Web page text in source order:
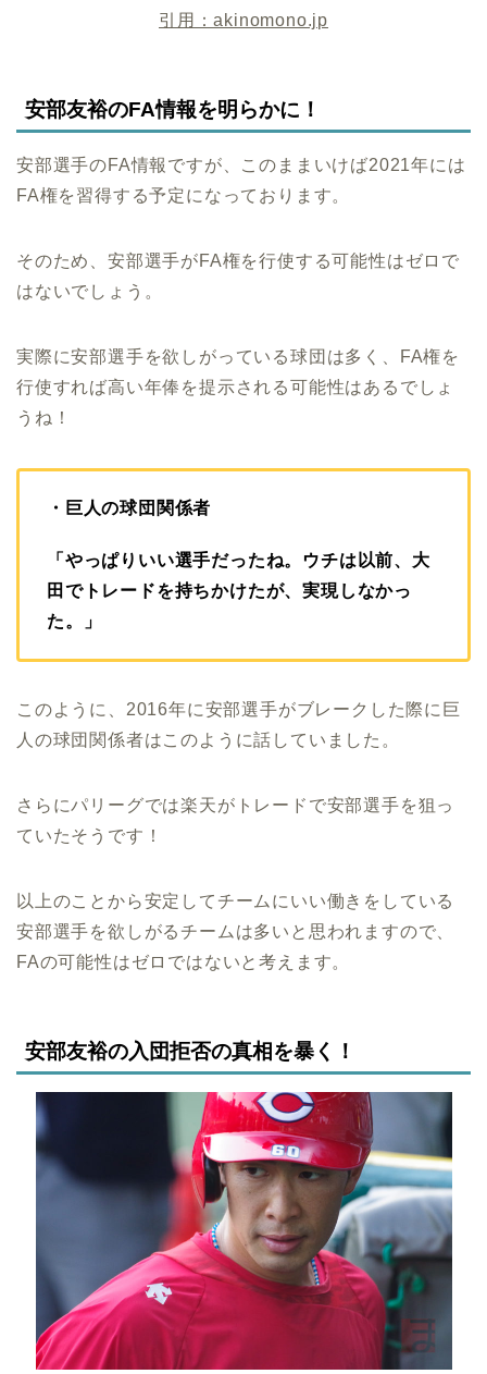
引用：akinomono.jp
安部友裕のFA情報を明らかに！
安部選手のFA情報ですが、このままいけば2021年には
FA権を習得する予定になっております。
そのため、安部選手がFA権を行使する可能性はゼロで
はないでしょう。
実際に安部選手を欲しがっている球団は多く、FA権を
行使すれば高い年俸を提示される可能性はあるでしょ
うね！
・巨人の球団関係者
「やっぱりいい選手だったね。ウチは以前、大
田でトレードを持ちかけたが、実現しなかっ
た。」
このように、2016年に安部選手がブレークした際に巨
人の球団関係者はこのように話していました。
さらにパリーグでは楽天がトレードで安部選手を狙っ
ていたそうです！
以上のことから安定してチームにいい働きをしている
安部選手を欲しがるチームは多いと思われますので、
FAの可能性はゼロではないと考えます。
安部友裕の入団拒否の真相を暴く！